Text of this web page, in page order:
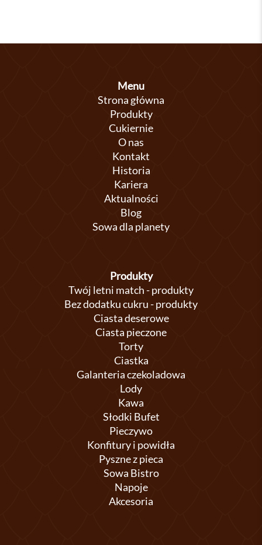
Menu
Strona główna
Produkty
Cukiernie
O nas
Kontakt
Historia
Kariera
Aktualności
Blog
Sowa dla planety
Produkty
Twój letni match - produkty
Bez dodatku cukru - produkty
Ciasta deserowe
Ciasta pieczone
Torty
Ciastka
Galanteria czekoladowa
Lody
Kawa
Słodki Bufet
Pieczywo
Konfitury i powidła
Pyszne z pieca
Sowa Bistro
Napoje
Akcesoria